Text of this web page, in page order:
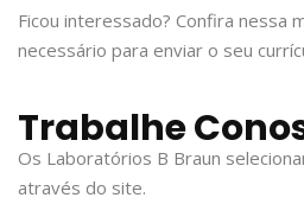
Ficou interessado? Confira nessa
necessário para enviar o seu
Trabalhe
Os Laboratórios B Braun
através do site.